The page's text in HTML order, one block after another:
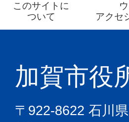
このサイトに
ついて
アクセ
加賀市役
〒922-8622 石川